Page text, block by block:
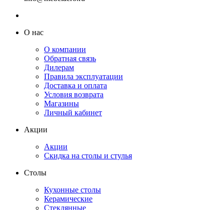
О нас
О компании
Обратная связь
Дилерам
Правила эксплуатации
Доставка и оплата
Условия возврата
Магазины
Личный кабинет
Акции
Акции
Скидка на столы и стулья
Столы
Кухонные столы
Керамические
Стеклянные